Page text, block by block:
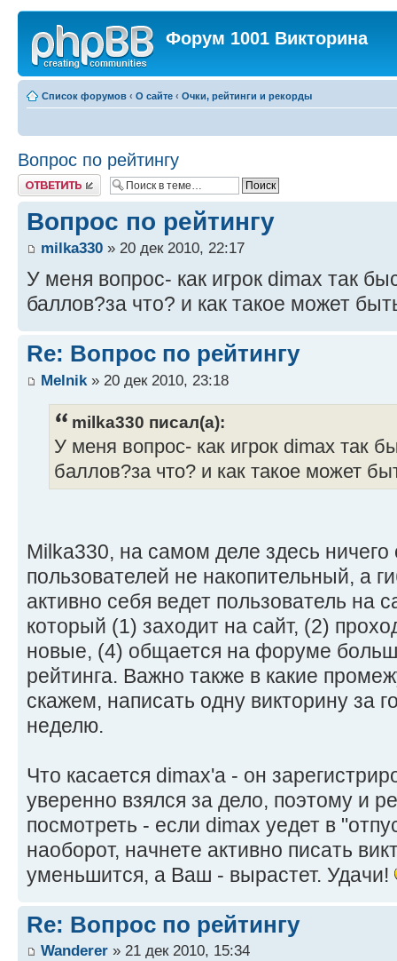
Форум 1001 Викторина
Список форумов ‹ О сайте ‹ Очки, рейтинги и рекорды
Вопрос по рейтингу
Ответить
Вопрос по рейтингу
milka330 » 20 дек 2010, 22:17
У меня вопрос- как игрок dimax так
баллов?за что? и как такое может
Re: Вопрос по рейтингу
Melnik » 20 дек 2010, 23:18
milka330 писал(а):
У меня вопрос- как игрок dimax так
баллов?за что? и как такое может
Milka330, на самом деле здесь ничего
пользователей не накопительный, а
активно себя ведет пользователь на
который (1) заходит на сайт, (2)
новые, (4) общается на форуме
рейтинга. Важно также в какие
скажем, написать одну викторину за
неделю.
Что касается dimax'а - он
уверенно взялся за дело, поэтому и
посмотреть - если dimax уедет в
наоборот, начнете активно писать
уменьшится, а Ваш - вырастет. Удачи!
Re: Вопрос по рейтингу
Wanderer » 21 дек 2010, 15:34